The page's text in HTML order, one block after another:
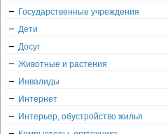
Государственные учреждения
Дети
Досуг
Животные и растения
Инвалиды
Интернет
Интерьер, обустройство жилья